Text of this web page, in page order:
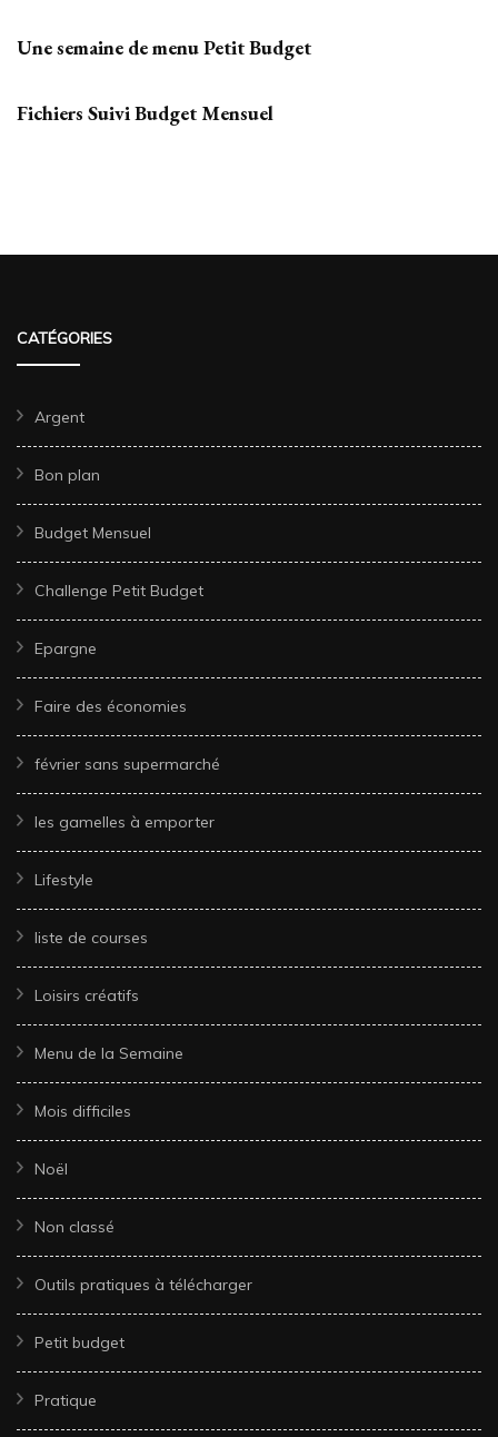
Une semaine de menu Petit Budget
Fichiers Suivi Budget Mensuel
CATÉGORIES
Argent
Bon plan
Budget Mensuel
Challenge Petit Budget
Epargne
Faire des économies
février sans supermarché
les gamelles à emporter
Lifestyle
liste de courses
Loisirs créatifs
Menu de la Semaine
Mois difficiles
Noël
Non classé
Outils pratiques à télécharger
Petit budget
Pratique